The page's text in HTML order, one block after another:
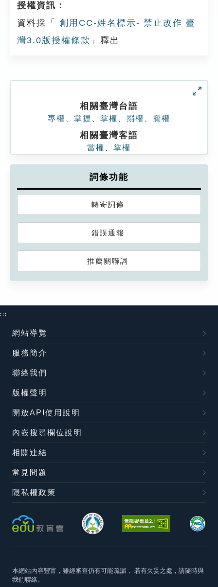
授權資訊：
資料採「
創用CC-姓名標示- 禁止改作 臺
灣3.0版授權條款 」釋出
相關臺灣台語
專權 掌握 掌權 搦權 攏權
相關臺灣客語
當權 掌權
詞條功能
轉寄詞條
錯誤通報
推薦關聯詞
:::
網站導覽
服務簡介
聯絡我們
版權聲明
開放API使用說明
內嵌搜尋欄位說明
相關連結
常見問題
隱私權政策
本網站內容豐富，雖經審查仍有可能疏漏， 若有欠妥之處，請隨時與
我們聯絡。